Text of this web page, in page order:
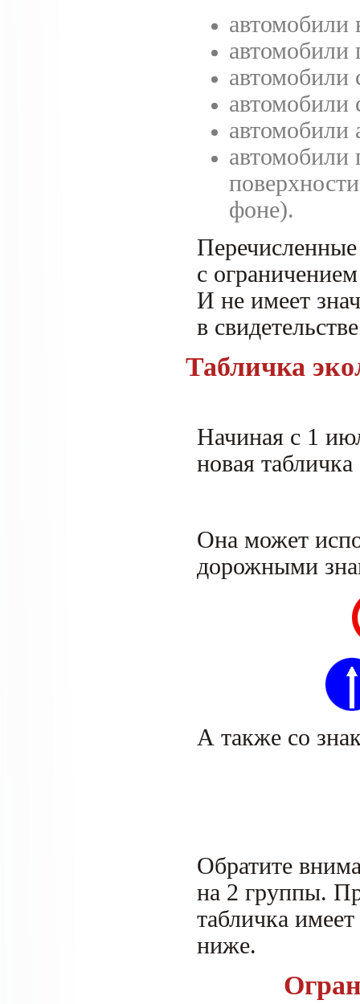
автомобили
автомобили
автомобили
фоне).
с
И не имеет
в
Табличка
Начиная с 1
новая
Она может
дорожными
А также со
Обратите
на 2 группы.
табличка
ниже.